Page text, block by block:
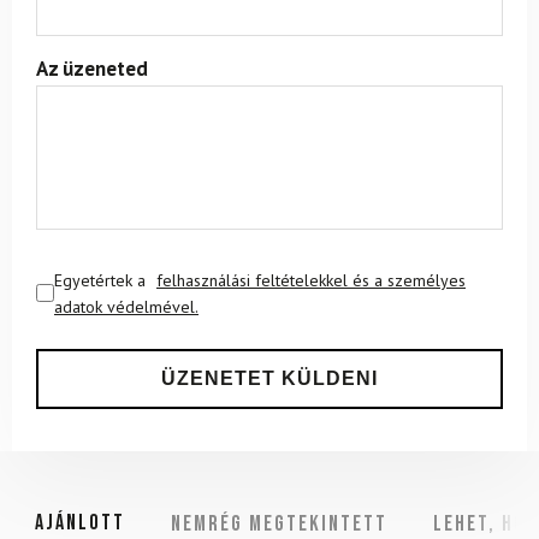
Az üzeneted
Egyetértek a felhasználási feltételekkel és a személyes
adatok védelmével.
Ajánlott NEMRÉG MEGTEKINTETT Lehet,